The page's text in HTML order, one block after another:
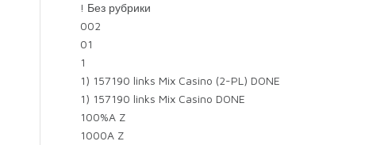
! Без рубрики
002
01
1
1) 157190 links Mix Casino (2-PL) DONE
1) 157190 links Mix Casino DONE
100%A Z
1000A Z